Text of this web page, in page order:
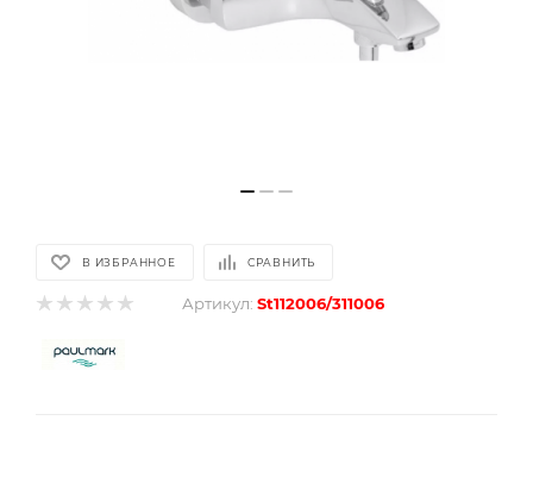
В ИЗБРАННОЕ СРАВНИТЬ
Артикул: St112006/311006